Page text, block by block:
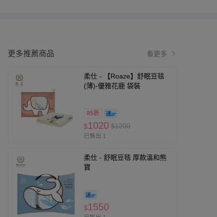
更多推薦商品 看更多
柔仕 - 【Roaze】舒眠豆毯
(薄)-優雅花鹿 袋裝
85折
$1020 $1200
已售出 1
柔仕 - 舒眠豆毯 厚款溫和熊
寶
$1550